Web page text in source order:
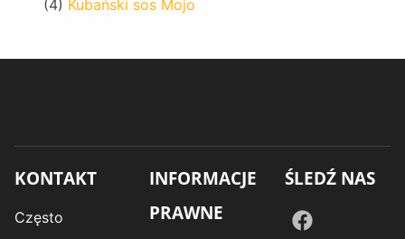
(4) Kubański sos Mojo
KONTAKT
Często
INFORMACJE
PRAWNE
ŚLEDŹ NAS